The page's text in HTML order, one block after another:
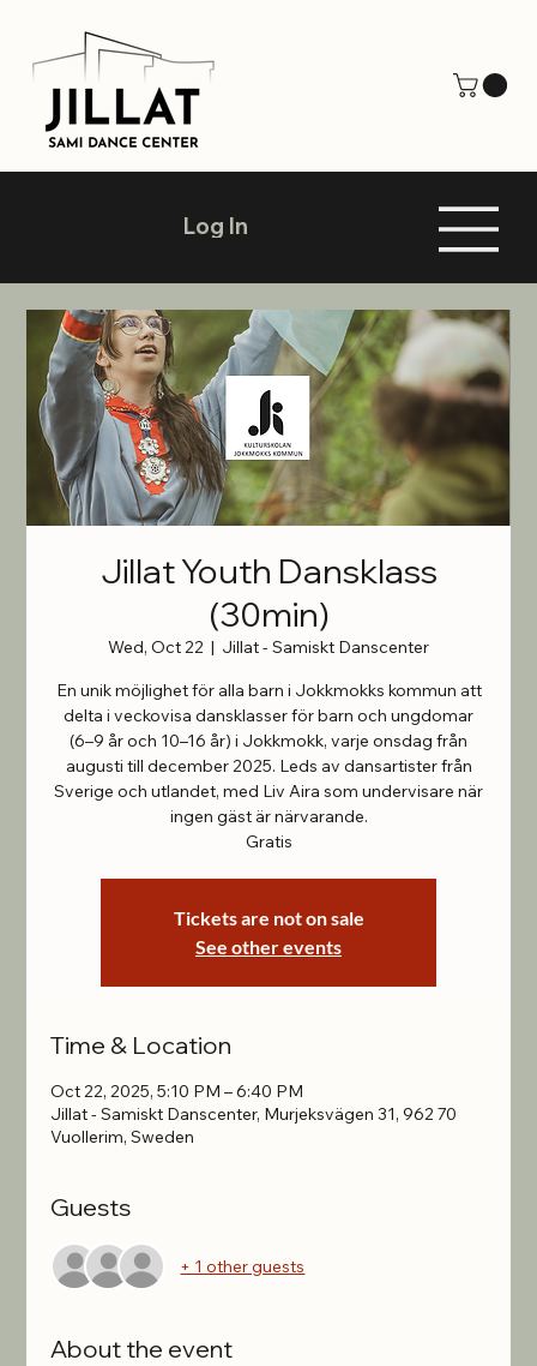
Jillat Youth Dansklass
(30min)
Wed, Oct 22
  |
Jillat - Samiskt Danscenter
En unik möjlighet för alla barn i Jokkmokks kommun att
delta i veckovisa dansklasser för barn och ungdomar
(6–9 år och 10–16 år) i Jokkmokk, varje onsdag från
augusti till december 2025. Leds av dansartister från
Sverige och utlandet, med Liv Aira som undervisare när
ingen gäst är närvarande.
Gratis
Tickets are not on sale
See other events
Time & Location
Oct 22, 2025, 5:10 PM – 6:40 PM
Jillat - Samiskt Danscenter, Murjeksvägen 31, 962 70
Vuollerim, Sweden
Guests
+ 1 other guests
About the event
Log In